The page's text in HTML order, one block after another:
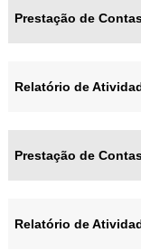
Prestação de
Relatório de
Prestação de
Relatório de